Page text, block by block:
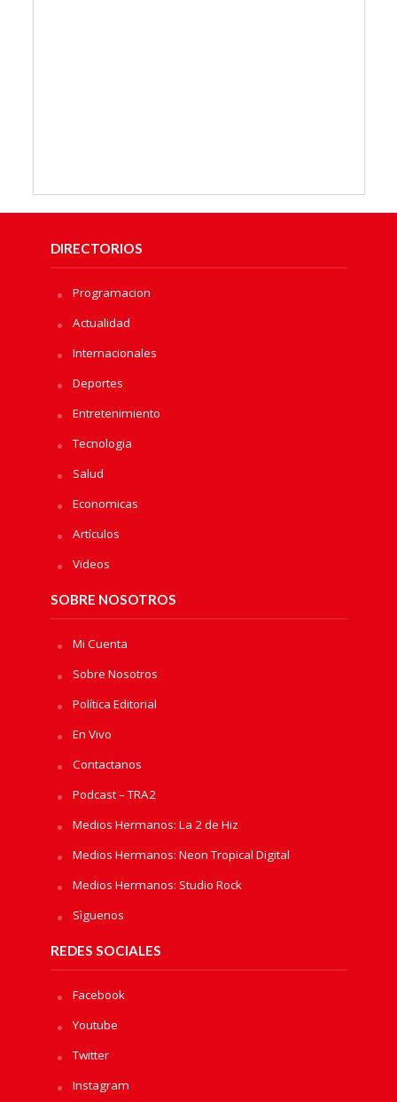
DIRECTORIOS
Programacion
Actualidad
Internacionales
Deportes
Entretenimiento
Tecnologia
Salud
Economicas
Artículos
Videos
SOBRE NOSOTROS
Mi Cuenta
Sobre Nosotros
Política Editorial
En Vivo
Contactanos
Podcast – TRA2
Medios Hermanos: La 2 de Hiz
Medios Hermanos: Neon Tropical Digital
Medios Hermanos: Studio Rock
Sìguenos
REDES SOCIALES
Facebook
Youtube
Twitter
Instagram